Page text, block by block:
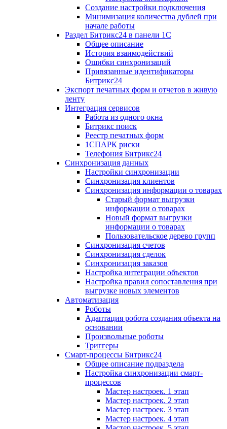
Создание настройки подключения
Минимизация количества дублей при
начале работы
Раздел Битрикс24 в панели 1С
Общее описание
История взаимодействий
Ошибки синхронизаций
Привязанные идентификаторы
Битрикс24
Экспорт печатных форм и отчетов в живую
ленту
Интеграция сервисов
Работа из одного окна
Битрикс поиск
Реестр печатных форм
1СПАРК риски
Телефония Битрикс24
Синхронизация данных
Настройки синхронизации
Синхронизация клиентов
Синхронизация информации о товарах
Старый формат выгрузки
информации о товарах
Новый формат выгрузки
информации о товарах
Пользовательское дерево групп
Синхронизация счетов
Синхронизация сделок
Синхронизация заказов
Настройка интеграции объектов
Настройка правил сопоставления при
выгрузке новых элементов
Автоматизация
Роботы
Адаптация робота создания объекта на
основании
Произвольные роботы
Триггеры
Смарт-процессы Битрикс24
Общее описание подраздела
Настройка синхронизации смарт-
процессов
Мастер настроек. 1 этап
Мастер настроек. 2 этап
Мастер настроек. 3 этап
Мастер настроек. 4 этап